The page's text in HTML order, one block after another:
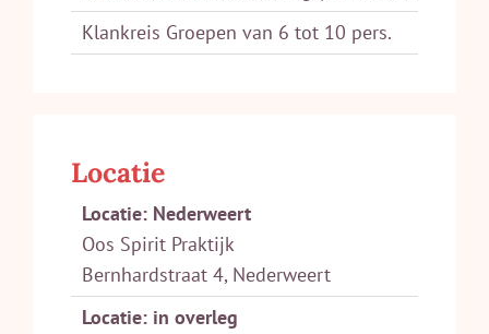
Klankreis Groepen van 6 tot 10 pers.
Locatie
Locatie: Nederweert
Oos Spirit Praktijk
Bernhardstraat 4, Nederweert
Locatie: in overleg